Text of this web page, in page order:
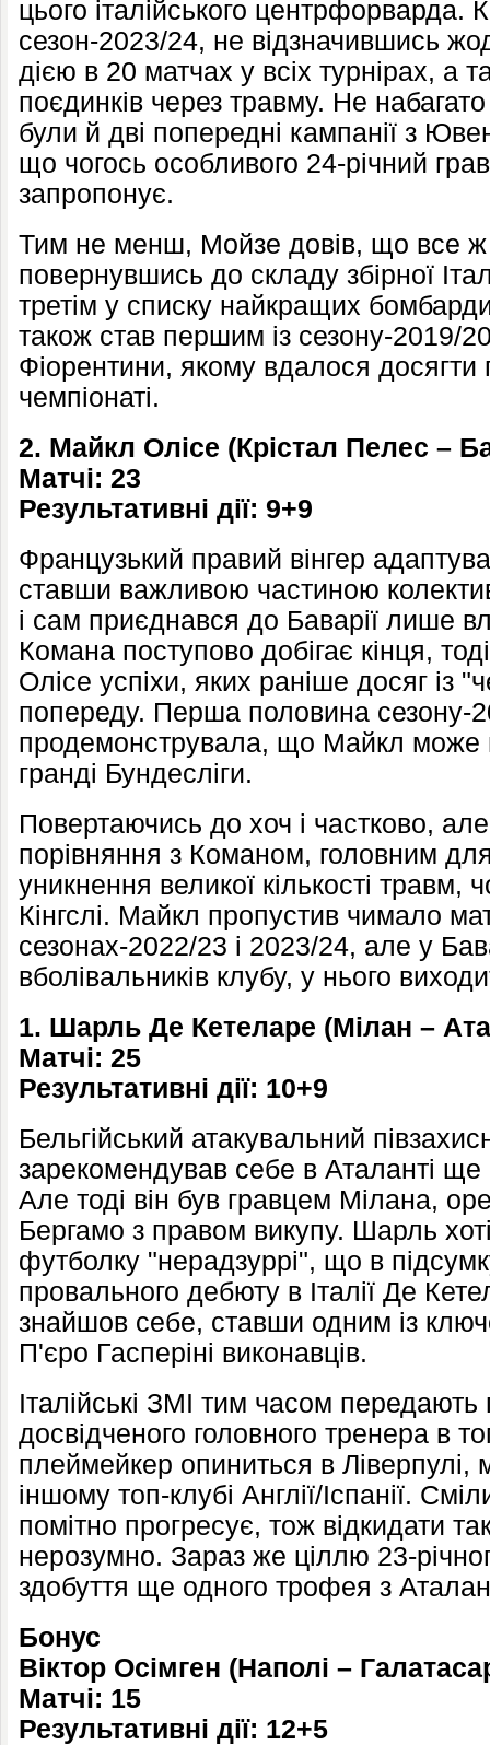
цього італійського центрфорварда.
сезон-2023/24, не відзначившись
дією в 20 матчах у всіх турнірах, а
поєдинків через травму. Не
були й дві попередні кампанії з
що чогось особливого 24-річний
запропонує.
Тим не менш, Мойзе довів, що все ж
повернувшись до складу збірної
третім у списку найкращих
також став першим із сезону-2019/
Фіорентини, якому вдалося досягти
чемпіонаті.
2. Майкл Олісе (Крістал Пелес –
Матчі: 23
Результативні дії: 9+9
Французький правий вінгер
ставши важливою частиною
і сам приєднався до Баварії лише
Комана поступово добігає кінця,
Олісе успіхи, яких раніше досяг із
попереду. Перша половина сезону-
продемонструвала, що Майкл може
гранді Бундесліги.
Повертаючись до хоч і частково,
порівняння з Команом, головним
уникнення великої кількості травм,
Кінгслі. Майкл пропустив чимало
сезонах-2022/23 і 2023/24, але у
вболівальників клубу, у нього
1. Шарль Де Кетеларе (Мілан –
Матчі: 25
Результативні дії: 10+9
Бельгійський атакувальний
зарекомендував себе в Аталанті
Але тоді він був гравцем Мілана,
Бергамо з правом викупу. Шарль
футболку "нерадзуррі", що в
провального дебюту в Італії Де
знайшов себе, ставши одним із
П'єро Гасперіні виконавців.
Італійські ЗМІ тим часом передають
досвідченого головного тренера в
плеймейкер опиниться в
іншому топ-клубі Англії/Іспанії.
помітно прогресує, тож відкидати
нерозумно. Зараз же ціллю 23-
здобуття ще одного трофея з
Бонус
Віктор Осімген (Наполі –
Матчі: 15
Результативні дії: 12+5